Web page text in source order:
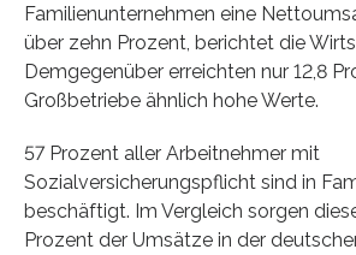
Familienunternehmen eine
über zehn Prozent, berichtet die
Demgegenüber erreichten nur 12,8
Großbetriebe ähnlich hohe Werte.
57 Prozent aller Arbeitnehmer mit
Sozialversicherungspflicht sind in
beschäftigt. Im Vergleich sorgen
Prozent der Umsätze in der